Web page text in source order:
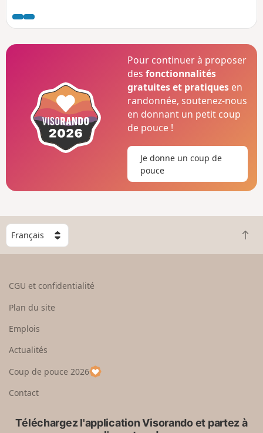
imposé par le fait que le secteur de la
Montagne de Ruine est maintenant une
réserve intégrale qu'il convient de
Pour continuer à proposer
desfonctionnalités
gratuites et pratiques en
randonnée, soutenez-nous
en donnant un petit coup
de pouce !
Je donne un coup de
pouce
C
o
e
u
p
a
R
e
CGU et confidentialité
Plan du site
Emplois
Actualités
Coup de pouce 2026
Contact
Téléchargez l'application Visorando et partez à